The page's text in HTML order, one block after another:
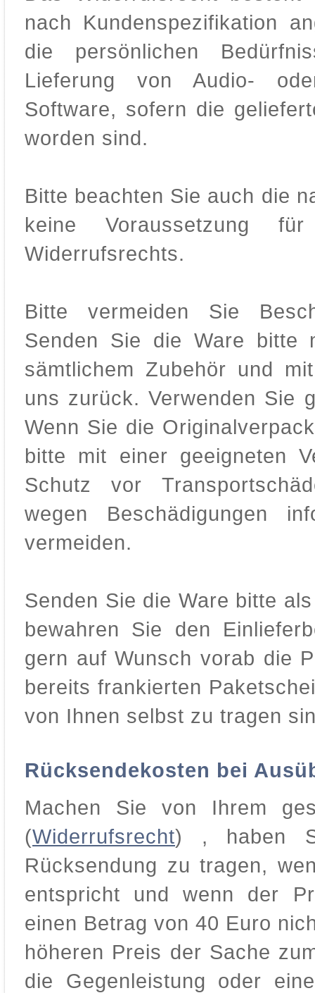
nach Kundenspezifikation
die persönlichen
Lieferung von Audio-
Software, sofern die
worden sind.
Bitte beachten Sie auch die
keine Voraussetzung
Widerrufsrechts.
Bitte vermeiden Sie
Senden Sie die Ware bitte
sämtlichem Zubehör und
uns zurück. Verwenden Sie
Wenn Sie die
bitte mit einer geeigneten
Schutz vor
wegen Beschädigungen
vermeiden.
Senden Sie die Ware bitte
bewahren Sie den
gern auf Wunsch vorab die
bereits frankierten
von Ihnen selbst zu tragen
Rücksendekosten bei
Machen Sie von Ihrem
(Widerrufsrecht) , haben
Rücksendung zu tragen,
entspricht und wenn der
einen Betrag von 40 Euro
höheren Preis der Sache
die Gegenleistung oder